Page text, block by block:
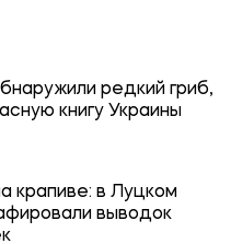
редкий гриб,
книгу Украины
крапиве: в Луцком
выводок